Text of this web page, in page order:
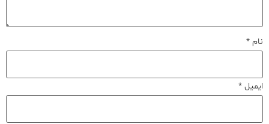
نام *
ایمیل *